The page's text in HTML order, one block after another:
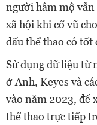
người hâm mộ
xã hội khi cổ vũ
đấu thể thao có tốt
Sử dụng dữ liệu từ
ở Anh, Keyes và
vào năm 2023, để
thể thao trực tiếp